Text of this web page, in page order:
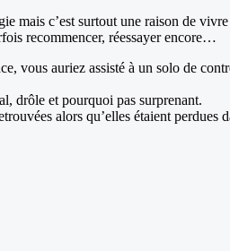
c’est surtout une raison de
recommencer, réessayer encore…
vous auriez assisté à un solo de
drôle et pourquoi pas surprenant.
alors qu’elles étaient perdues